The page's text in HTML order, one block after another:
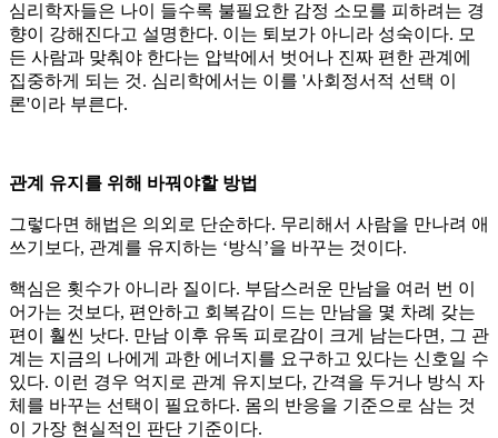
심리학자들은 나이 들수록 불필요한 감정 소모를 피하려는 경
향이 강해진다고 설명한다. 이는 퇴보가 아니라 성숙이다. 모
든 사람과 맞춰야 한다는 압박에서 벗어나 진짜 편한 관계에
집중하게 되는 것. 심리학에서는 이를 '사회정서적 선택 이
론'이라 부른다.
관계 유지를 위해 바꿔야할 방법
그렇다면 해법은 의외로 단순하다. 무리해서 사람을 만나려 애
쓰기보다, 관계를 유지하는 ‘방식’을 바꾸는 것이다.
핵심은 횟수가 아니라 질이다. 부담스러운 만남을 여러 번 이
어가는 것보다, 편안하고 회복감이 드는 만남을 몇 차례 갖는
편이 훨씬 낫다. 만남 이후 유독 피로감이 크게 남는다면, 그 관
계는 지금의 나에게 과한 에너지를 요구하고 있다는 신호일 수
있다. 이런 경우 억지로 관계 유지보다, 간격을 두거나 방식 자
체를 바꾸는 선택이 필요하다. 몸의 반응을 기준으로 삼는 것
이 가장 현실적인 판단 기준이다.